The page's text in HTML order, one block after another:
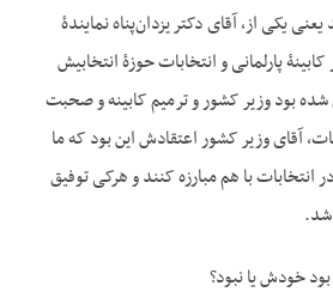
یکی از، آقای دکتر یزدان‌پناه نمایندۀ
پارلمانی و انتخابات حوزۀ انتخابیش
شده بود وزیر کشور و ترمیم کابینه و صحبت
آقای وزیر کشور اعتقادش این بود که ما
انتخابات با هم مبارزه کنند و هرکی توفیق
خودش یا نبود؟